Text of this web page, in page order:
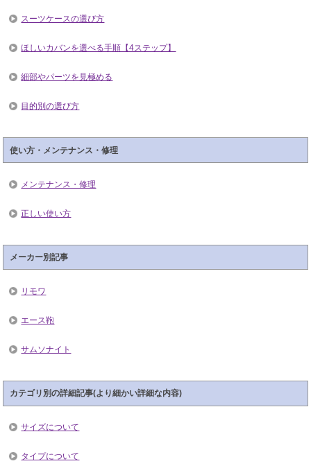
スーツケースの選び方
ほしいカバンを選べる手順【4ステップ】
細部やパーツを見極める
目的別の選び方
使い方・メンテナンス・修理
メンテナンス・修理
正しい使い方
メーカー別記事
リモワ
エース鞄
サムソナイト
カテゴリ別の詳細記事(より細かい詳細な内容)
サイズについて
タイプについて